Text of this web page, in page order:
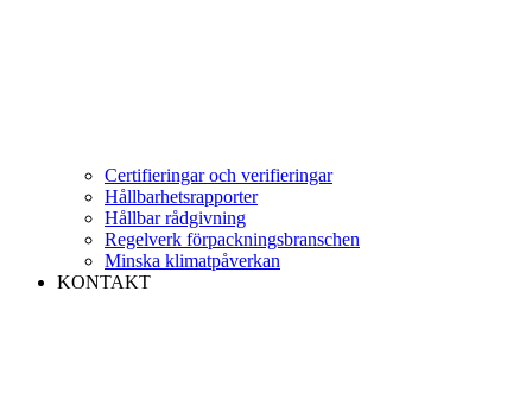
Certifieringar och verifieringar
Hållbarhetsrapporter
Hållbar rådgivning
Regelverk förpackningsbranschen
Minska klimatpåverkan
KONTAKT